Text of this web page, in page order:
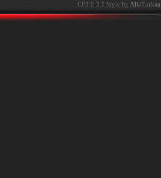
CF3.0.3.2 Style byAllaTurkaa